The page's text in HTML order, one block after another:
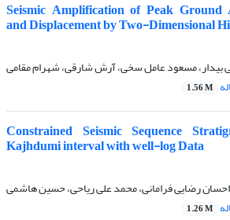
Seismic Amplification of Peak Ground
and Displacement by Two-Dimensional
بیدار، مسعود عامل سخی، آرش شارقی، شهرام مقامی
1.56 M
Constrained Seismic Sequence
Kajhdumi interval with well-log Data
احسان رضایی فرامانی، محمد علی ریاحی، حسین هاشمی
1.26 M